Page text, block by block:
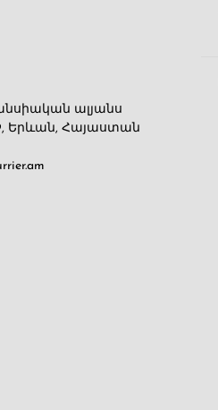
ալյանս
Երևան, Հայաստան